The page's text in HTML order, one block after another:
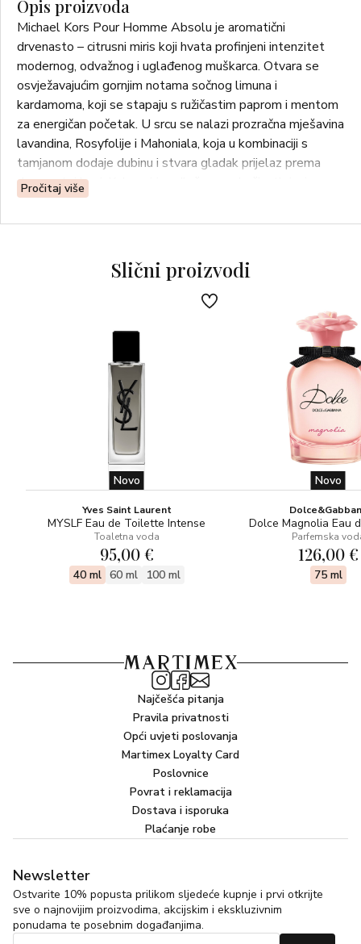
Opis proizvoda
Michael Kors Pour Homme Absolu je aromatični
drvenasto – citrusni miris koji hvata profinjeni intenzitet
modernog, odvažnog i uglađenog muškarca. Otvara se
osvježavajućim gornjim notama sočnog limuna i
kardamoma, koji se stapaju s ružičastim paprom i mentom
za energičan početak. U srcu se nalazi prozračna mješavina
lavandina, Rosyfolije i Mahoniala, koja u kombinaciji s
tamjanom dodaje dubinu i stvara gladak prijelaz prema
drvenastoj bazi. Kako miris odležava na koži, otkrivaju se
elegantne note vetivera i Akigalawooda, ostavljajući
dugotrajan i sofisticiran dojam. Izražava magnetski šarm i
muževnost podižu na novu, zavodljivu razinu. PROFINJENI
INTENZITET – MODERNOST – SNAGA
Pročitaj više
Slični proizvodi
Novo
Yves Saint Laurent
MYSLF Eau de Toilette Intense
Toaletna voda
95,00 €
40 ml 60 ml 100 ml
Novo
Dolce Magnolia Eau
Parfemska
126,00 €
75 ml
Najčešća pitanja
Pravila privatnosti
Opći uvjeti poslovanja
Martimex Loyalty Card
Poslovnice
Povrat i reklamacija
Dostava i isporuka
Plaćanje robe
Newsletter
Ostvarite 10% popusta prilikom sljedeće kupnje i prvi otkrijte
sve o najnovijim proizvodima, akcijskim i ekskluzivnim
ponudama te posebnim događanjima.